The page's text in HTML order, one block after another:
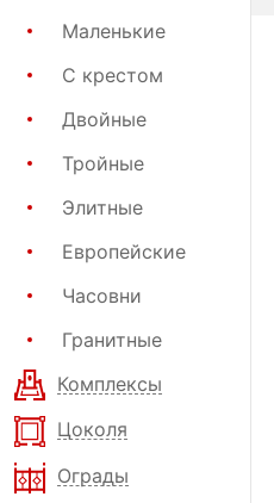
Маленькие
С крестом
Двойные
Тройные
Элитные
Европейские
Часовни
Гранитные
Комплексы
Цоколя
Ограды